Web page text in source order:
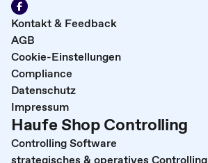
Kontakt & Feedback
AGB
Cookie-Einstellungen
Compliance
Datenschutz
Impressum
Haufe Shop Controlling
Controlling Software
strategisches & operatives Controlling